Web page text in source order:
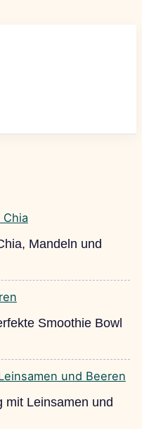
Mandeln und
Smoothie Bowl
mit Leinsamen und